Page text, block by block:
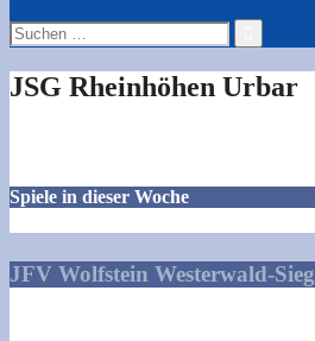
Suchen
nach:
JSG Rheinhöhen Urbar
Spiele in dieser Woche
JFV Wolfstein Westerwald-Sieg